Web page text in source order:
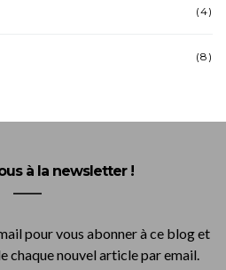
(4)
(8)
à la newsletter !
pour vous abonner à ce blog et
chaque nouvel article par email.